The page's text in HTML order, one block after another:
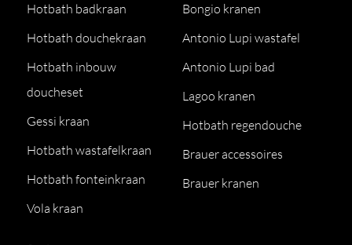
Hotbath badkraan
Hotbath douchekraan
Hotbath inbouw
doucheset
Gessi kraan
Hotbath wastafelkraan
Hotbath fonteinkraan
Vola kraan
Bongio kranen
Antonio Lupi wastafel
Antonio Lupi bad
Lagoo kranen
Hotbath regendouche
Brauer accessoires
Brauer kranen